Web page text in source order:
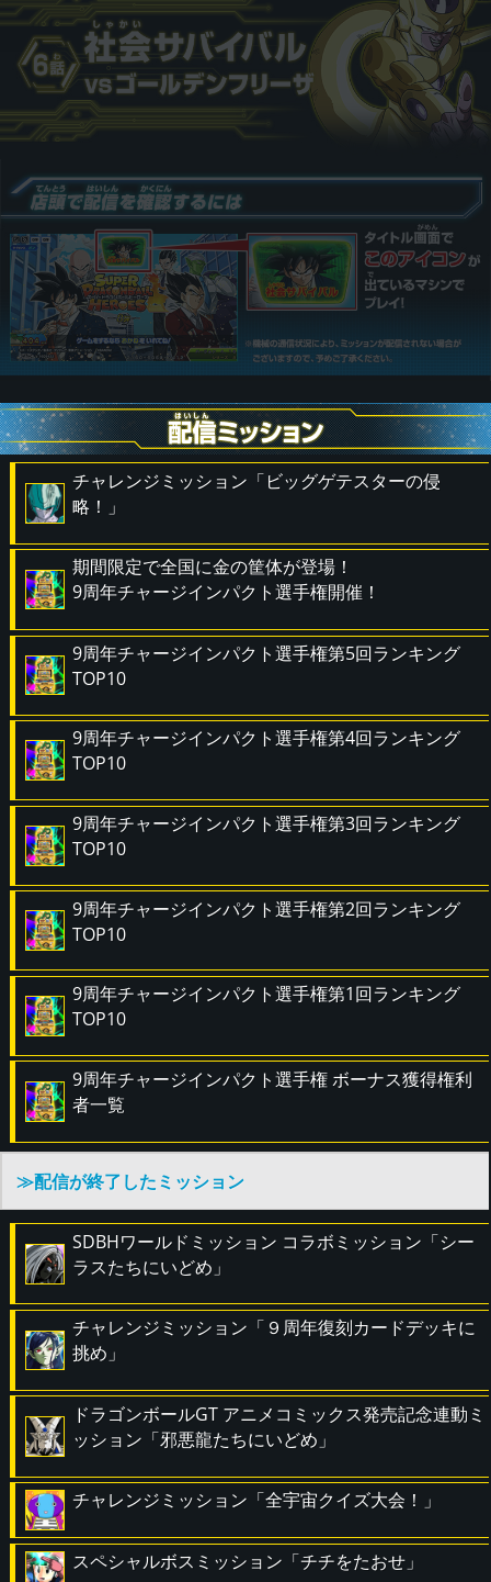
チャレンジミッション「ビッグゲテスターの侵
略！」
期間限定で全国に金の筐体が登場！
9周年チャージインパクト選手権開催！
9周年チャージインパクト選手権第5回ランキング
TOP10
9周年チャージインパクト選手権第4回ランキング
TOP10
9周年チャージインパクト選手権第3回ランキング
TOP10
9周年チャージインパクト選手権第2回ランキング
TOP10
9周年チャージインパクト選手権第1回ランキング
TOP10
9周年チャージインパクト選手権 ボーナス獲得権利
者一覧
≫配信が終了したミッション
SDBHワールドミッション コラボミッション「シー
ラスたちにいどめ」
チャレンジミッション「９周年復刻カードデッキに
挑め」
ドラゴンボールGT アニメコミックス発売記念連動ミ
ッション「邪悪龍たちにいどめ」
チャレンジミッション「全宇宙クイズ大会！」
スペシャルボスミッション「チチをたおせ」